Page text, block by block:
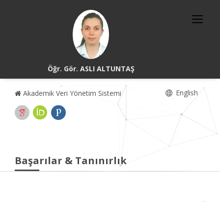
Öğr. Gör. ASLI ALTUNTAŞ
Akademik Veri Yönetim Sistemi English
Başarılar & Tanınırlık